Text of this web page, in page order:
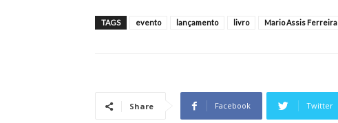
TAGS evento lançamento livro Mario Assis Ferreira
Share Facebook Twitter